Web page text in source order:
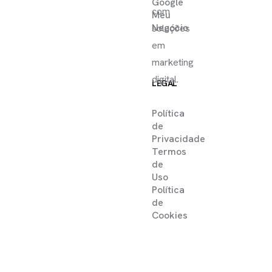
Meu
Negócio
LEGAL
Política
de
Privacidade
Termos
de
Uso
Política
de
Cookies
com
soluções
em
marketing
digital.